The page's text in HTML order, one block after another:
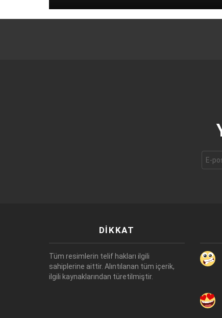
mail
adresi:
DIKKAT
Tüm resimlerin telif hakları ilgili
sahiplerine aittir. Alıntılanan tüm içerik,
ilgili kaynaklarından türetilmiştir.